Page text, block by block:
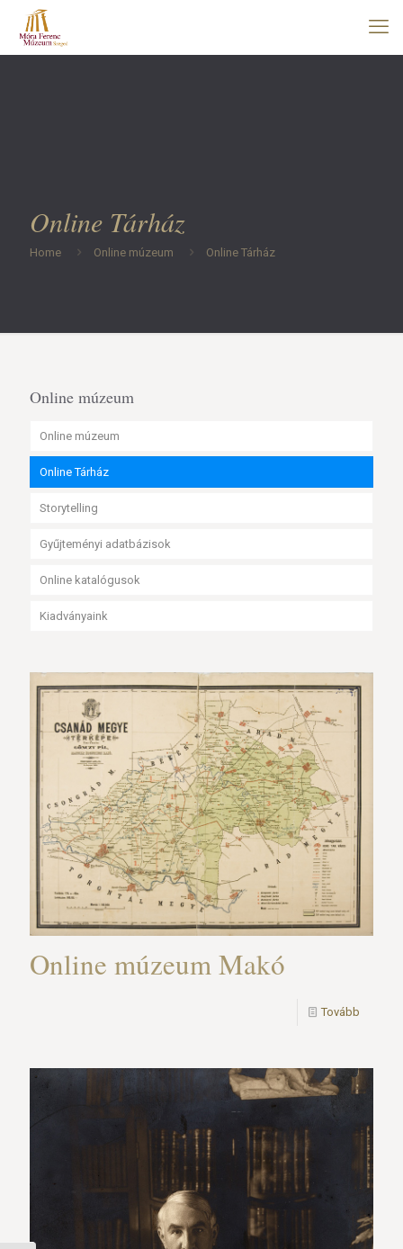
Online Tárház
Home Online múzeum Online Tárház
Online múzeum
Online múzeum
Online Tárház
Storytelling
Gyűjteményi adatbázisok
Online katalógusok
Kiadványaink
Online múzeum Makó
Tovább